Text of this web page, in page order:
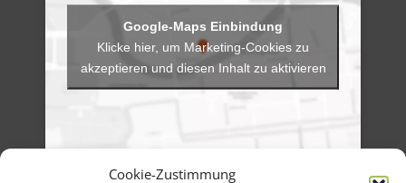
Cookie-Zustimmung
Klicke hier, um Marketing-Cookies zu
akzeptieren und diesen Inhalt zu aktivieren